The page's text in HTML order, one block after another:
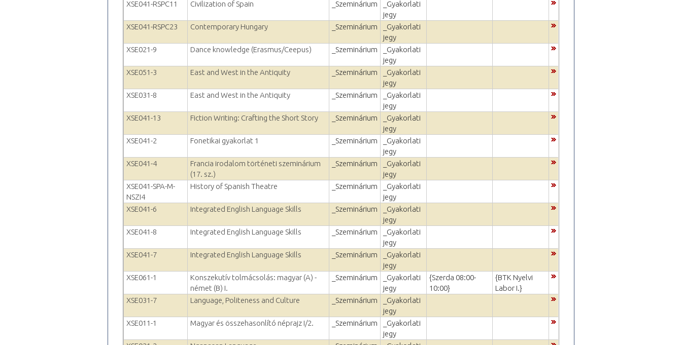
XSE041-RSPC11
Civilization of Spain _Szeminárium
_Gyakorlati
jegy
XSE041-RSPC23
Contemporary Hungary _Szeminárium
_Gyakorlati
jegy
XSE021-9
Dance knowledge (Erasmus/Ceepus) _Szeminárium
_Gyakorlati
jegy
XSE051-3
East and West in the Antiquity _Szeminárium
_Gyakorlati
jegy
XSE031-8
East and West in the Antiquity _Szeminárium
_Gyakorlati
jegy
XSE041-13
Fiction Writing: Crafting the Short Story _Szeminárium
_Gyakorlati
jegy
XSE041-2
Fonetikai gyakorlat 1 _Szeminárium
_Gyakorlati
jegy
XSE041-4
Francia irodalom történeti szeminárium
(17. sz.)
_Szeminárium
_Gyakorlati
jegy
XSE041-SPA-M-
NSZI4
History of Spanish Theatre _Szeminárium
_Gyakorlati
jegy
XSE041-6
Integrated English Language Skills _Szeminárium
_Gyakorlati
jegy
XSE041-8
Integrated English Language Skills _Szeminárium
_Gyakorlati
jegy
XSE041-7
Integrated English Language Skills _Szeminárium
_Gyakorlati
jegy
XSE061-1
Konszekutív tolmácsolás: magyar (A) -
német (B) I.
_Szeminárium
_Gyakorlati
jegy
{Szerda 08:00-
10:00}
{BTK Nyelvi
Labor I.}
XSE031-7
Language, Politeness and Culture _Szeminárium
_Gyakorlati
jegy
XSE011-1
Magyar és összehasonlító néprajz I/2. _Szeminárium
_Gyakorlati
jegy